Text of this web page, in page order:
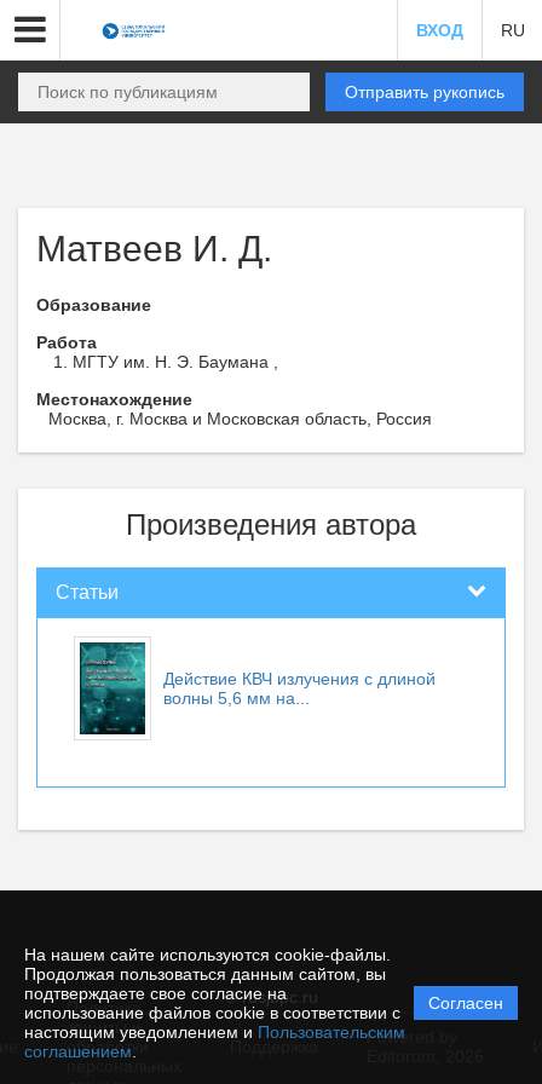
На нашем сайте используются cookie-файлы.
Продолжая пользоваться данным сайтом, вы
подтверждаете свое согласие на
использование файлов cookie в соответствии с
настоящим уведомлением и Пользовательским
соглашением
Согласен
ВХОД RU
Отправить рукопись
Матвеев И. Д.
Образование
Работа
МГТУ им. Н. Э. Баумана ,
Местонахождение
Москва, г. Москва и Московская область, Россия
Произведения автора
Статьи
Действие КВЧ излучения с длиной
волны 5,6 мм на...
© rusjbpc.ru
Политика
защиты и
обработки
Powered by